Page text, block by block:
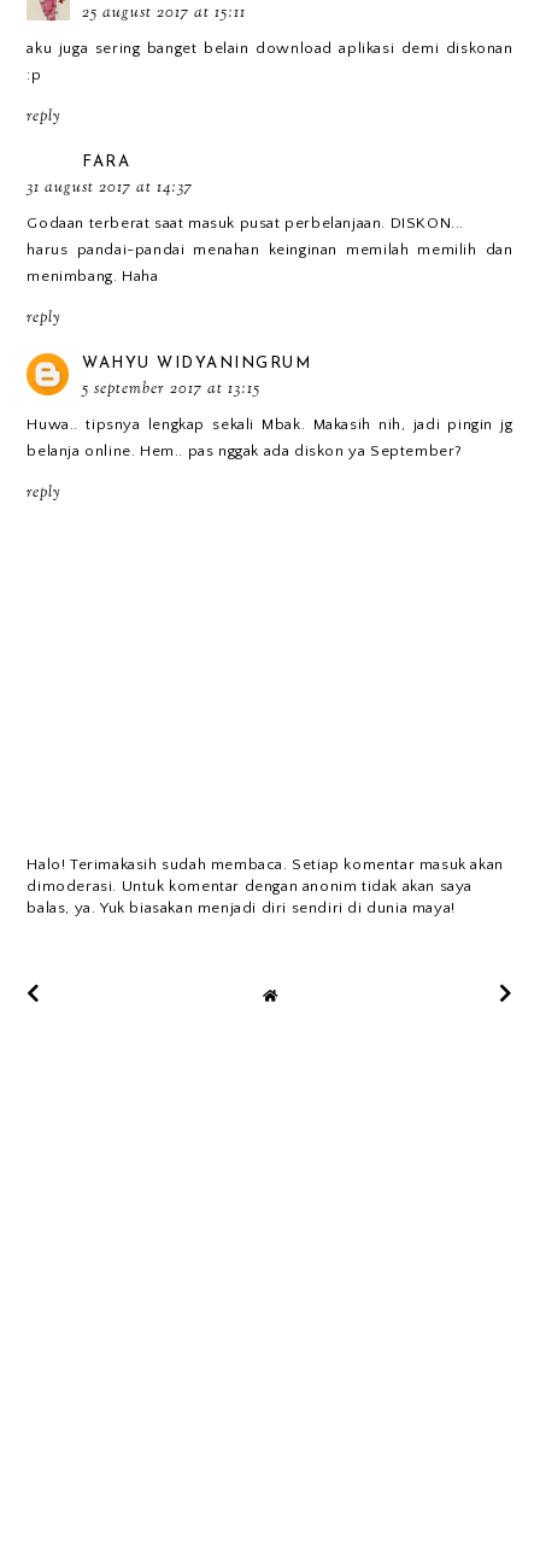
25 august 2017 at 15:11
aku juga sering banget belain download aplikasi demi diskonan
:p
reply
FARA
31 august 2017 at 14:37
Godaan terberat saat masuk pusat perbelanjaan. DISKON...
harus pandai-pandai menahan keinginan memilah memilih dan
menimbang. Haha
reply
WAHYU WIDYANINGRUM
5 september 2017 at 13:15
Huwa.. tipsnya lengkap sekali Mbak. Makasih nih, jadi pingin jg
belanja online. Hem.. pas nggak ada diskon ya September?
reply
Halo! Terimakasih sudah membaca. Setiap komentar masuk akan
dimoderasi. Untuk komentar dengan anonim tidak akan saya
balas, ya. Yuk biasakan menjadi diri sendiri di dunia maya!